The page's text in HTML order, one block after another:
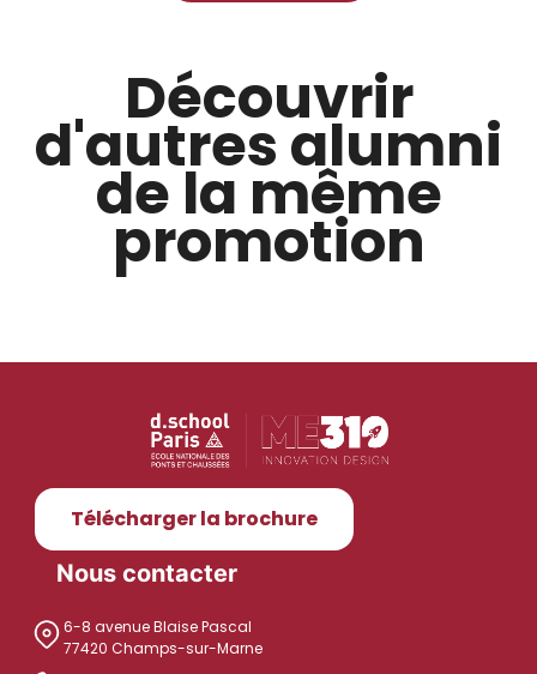
Découvrir
d'autres alumni
de la même
promotion
Télécharger la brochure
Nous contacter
6-8 avenue Blaise Pascal
77420 Champs-sur-Marne